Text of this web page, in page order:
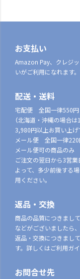
お支払い
Amazon Pay、クレジ
いがご利用になれます
配送・送料
宅配便 全国一律550円
（北海道・沖縄の場合は
3,980円以上お買い上
メール便 全国一律
メール便可の商品のみ
ご注文の翌日から3営
よって、多少前後する
用ください。
返品・交換
商品の品質につきまし
などがございましたら
返品・交換につきまし
す。詳しくはご利用ガ
お問合せ先